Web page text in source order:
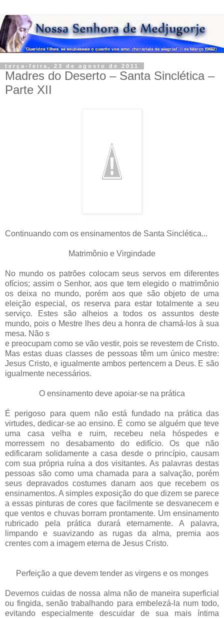
terça-feira, 23 de agosto de 2011
Madres do Deserto – Santa Sinclética –
Parte XII
Continuando com os ensinamentos de Santa Sinclética...
Matrimônio e Virgindade
No mundo os patrões colocam seus servos em diferentes
ofícios; assim o Senhor, aos que tem elegido o matrimônio
os deixa no mundo, porém aos que são objeto de uma
eleição especial, os reserva para estar totalmente a seu
serviço. Estes são alheios a todos os assuntos deste
mundo, pois o Mestre lhes deu a honra de chamá-los à sua
mesa. Não s
e preocupam como se vão vestir, pois se revestem de Cristo.
Mas estas duas classes de pessoas têm um único mestre:
Jesus Cristo, e igualmente ambos pertencem a Deus. E são
igualmente necessários.
O ensinamento deve apoiar-se na prática
É perigoso para quem não está fundado na prática das
virtudes, dedicar-se ao ensino. É como se alguém que teve
uma casa velha e ruim, recebeu nela hóspedes e
morressem no desabamento do edifício. Os que não
edificaram solidamente a casa desde o princípio, causam
com sua própria ruína a dos visitantes. As palavras destas
pessoas são como uma chamada para a salvação, porém
seus depravados costumes danam aos que recebem os
ensinamentos. A simples exposição do que dizem se parece
a essas pinturas de cores que facilmente se desvanecem e
que ventos e chuvas borram prontamente. Um ensinamento
rubricado pela prática durará eternamente. A palavra,
limpando e suavizando as rugas da alma, premia aos
crentes com a imagem eterna de Jesus Cristo.
Perfeição a que devem tender as virgens e os monges
Devemos cuidas de nossa alma não de maneira superficial
ou fingida, senão trabalhando para embelezá-la num todo,
evitando especialmente descuidar de sua mais íntima